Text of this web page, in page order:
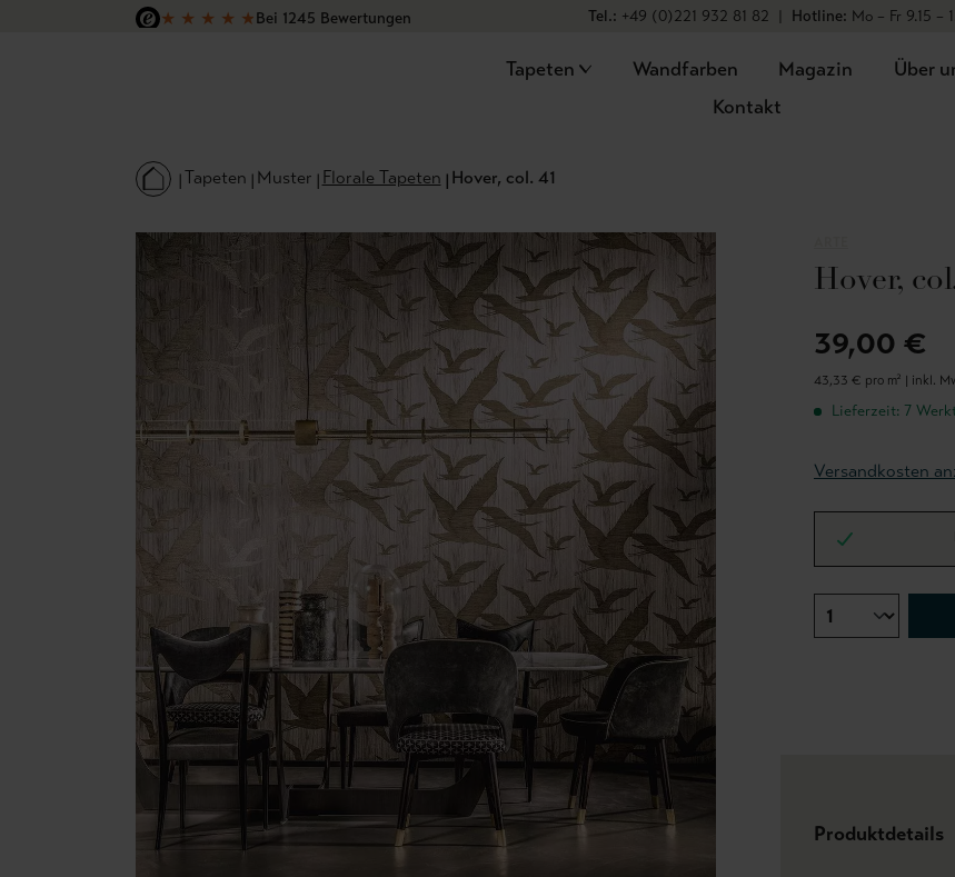
Hauptinhalt springen
Zur Suche springen
Zur Hauptnavigation springen
★ ★ ★ ★ ★Bei 1245 Bewertungen
Tel.: +49 (0)221 932 81 82 | Hotline: Mo – Fr 9.15 –
Tapeten Wandfarben Magazin
Über
Kontakt
Tapeten Muster Florale Tapeten Hover, col. 41
Hover,
39,00 €
43,33 € pro m² | inkl.
Lieferzeit: 7
Versandkosten
Produktdetails